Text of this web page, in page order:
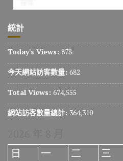
統計
Today's Views: 878
今天網站訪客數量: 682
Total Views: 674,555
網站訪客數量總計: 364,310
日
一 二 三